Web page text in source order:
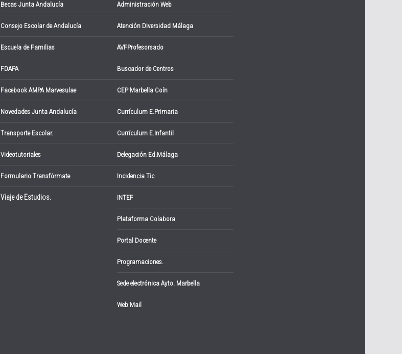
Becas Junta Andalucía
Consejo Escolar de Andalucía
Escuela de Familias
FDAPA
Facebook AMPA Marvesulae
Novedades Junta Andalucía
Transporte Escolar.
Videotutoriales
Formulario Transfórmate
Viaje de Estudios.
Administración Web
Atención Diversidad Málaga
AVFProfesorsado
Buscador de Centros
CEP Marbella Coín
Currículum E.Primaria
Currículum E.Infantil
Delegación Ed.Málaga
Incidencia Tic
INTEF
Plataforma Colabora
Portal Docente
Programaciones.
Sede electrónica Ayto. Marbella
Web Mail